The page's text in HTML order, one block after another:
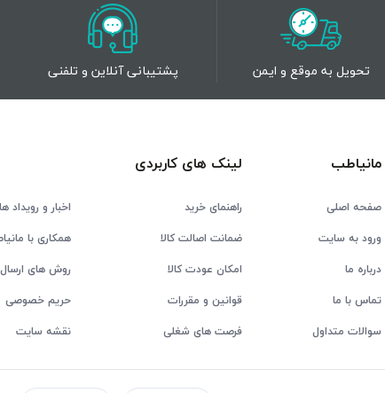
تحویل به موقع و ایمن پشتیبانی آنلاین و تلفنی
مانیاطب
صفحه اصلی
ورود به سایت
درباره ما
تماس با ما
سوالات متداول
لینک های کاربردی
راهنمای خرید
اخبار و رویداد ها
ضمانت اصالت کالا
همکاری با
امکان عودت کالا
روش های ارسال
قوانین و مقررات
حریم خصوصی
فرصت های شغلی
نقشه سایت